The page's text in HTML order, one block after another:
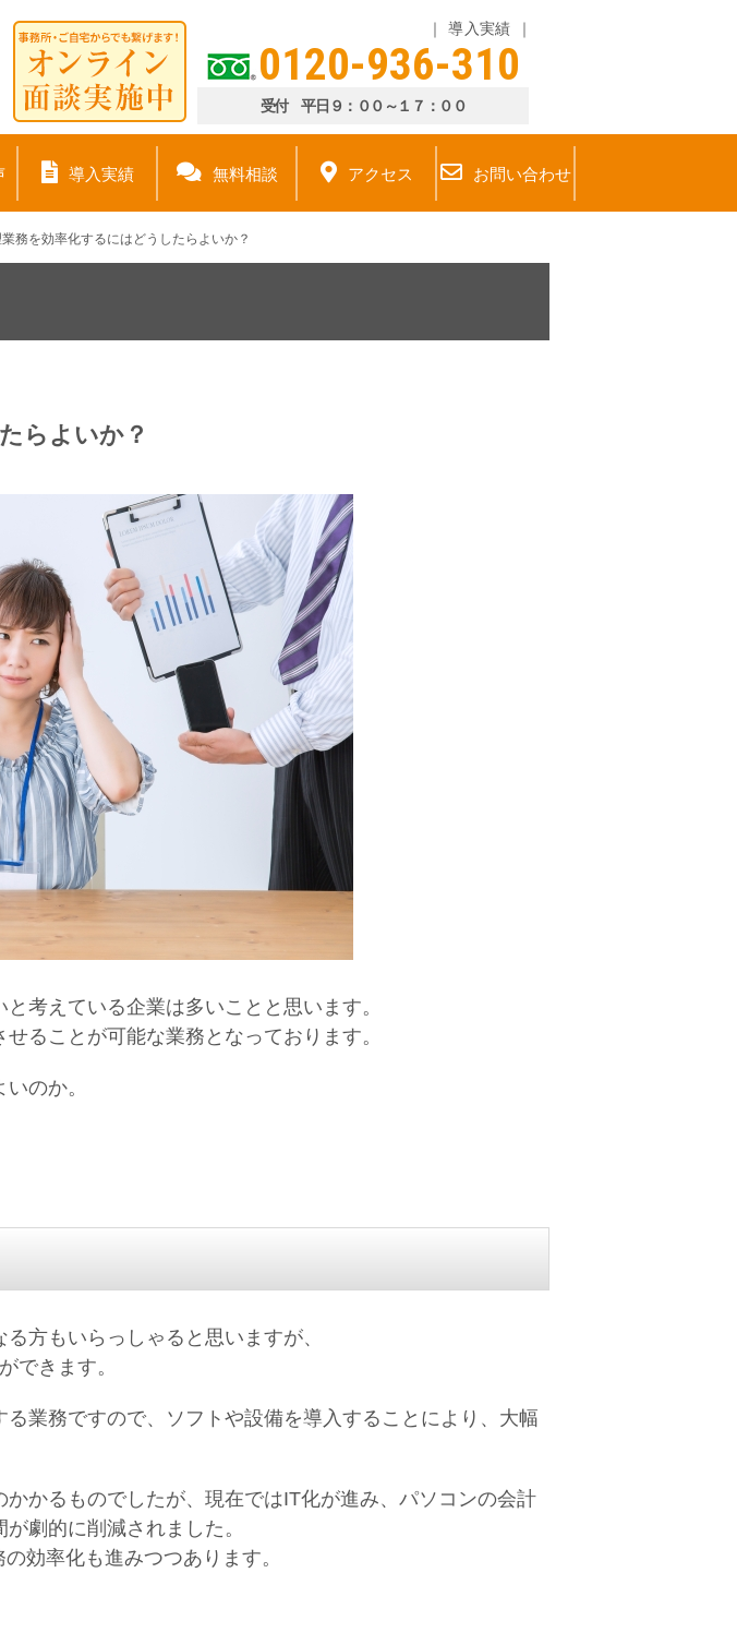
導入実績
0120-936-310
受付 平日９：００～１７：００
導入実績 無料相談 アクセス お問い合わせ
業務を効率化するにはどうしたらよいか？
らよいか？
考えている企業は多いことと思います。
ることが可能な業務となっております。
のか。
方もいらっしゃると思いますが、
できます。
業務ですので、ソフトや設備を導入することにより、大幅
かるものでしたが、現在ではIT化が進み、パソコンの会計
劇的に削減されました。
効率化も進みつつあります。